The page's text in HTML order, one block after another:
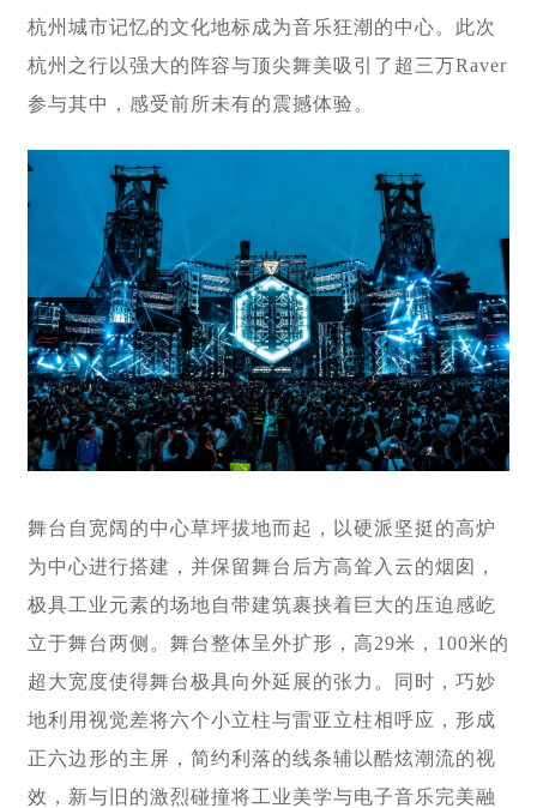
杭州城市记忆的文化地标成为音乐狂潮的中心。此次
杭州之行以强大的阵容与顶尖舞美吸引了超三万Raver
参与其中，感受前所未有的震撼体验。
舞台自宽阔的中心草坪拔地而起，以硬派坚挺的高炉
为中心进行搭建，并保留舞台后方高耸入云的烟囱，
极具工业元素的场地自带建筑裹挟着巨大的压迫感屹
立于舞台两侧。舞台整体呈外扩形，高29米，100米的
超大宽度使得舞台极具向外延展的张力。同时，巧妙
地利用视觉差将六个小立柱与雷亚立柱相呼应，形成
正六边形的主屏，简约利落的线条辅以酷炫潮流的视
效，新与旧的激烈碰撞将工业美学与电子音乐完美融